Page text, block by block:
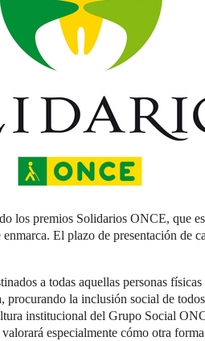
los premios Solidarios ONCE, que
El plazo de presentación de
a todas aquellas personas
la inclusión social de
institucional del Grupo Social
especialmente cómo otra